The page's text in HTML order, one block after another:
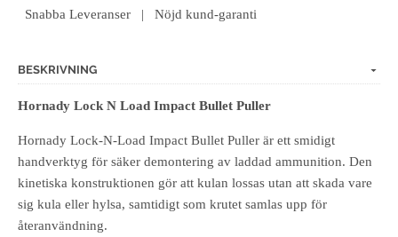
Snabba Leveranser | Nöjd kund-garanti
BESKRIVNING
Hornady Lock N Load Impact Bullet Puller
Hornady Lock-N-Load Impact Bullet Puller är ett smidigt
handverktyg för säker demontering av laddad ammunition. Den
kinetiska konstruktionen gör att kulan lossas utan att skada vare
sig kula eller hylsa, samtidigt som krutet samlas upp för
återanvändning.